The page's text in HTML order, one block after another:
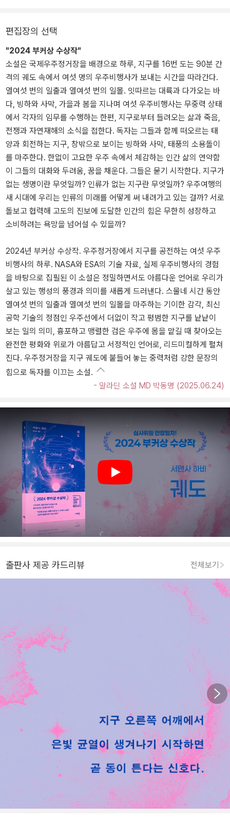
편집장의 선택
"2024 부커상 수상작"
소설은 국제우주정거장을 배경으로 하루, 지구를 16번 도는 90분 간
격의 궤도 속에서 여섯 명의 우주비행사가 보내는 시간을 따라간다.
열여섯 번의 일출과 열여섯 번의 일몰. 잇따르는 대륙과 다가오는 바
다, 빙하와 사막, 가을과 봄을 지나며 여섯 우주비행사는 무중력 상태
에서 각자의 임무를 수행하는 한편, 지구로부터 들려오는 삶과 죽음,
전쟁과 자연재해의 소식을 접한다. 독자는 그들과 함께 떠오르는 태
양과 회전하는 지구, 창밖으로 보이는 빙하와 사막, 태풍의 소용돌이
를 마주한다. 한없이 고요한 우주 속에서 체감하는 인간 삶의 연약함
이 그들의 대화와 두려움, 꿈을 채운다. 그들은 묻기 시작한다. 지구가
없는 생명이란 무엇일까? 인류가 없는 지구란 무엇일까? 우주여행의
새 시대에 우리는 인류의 미래를 어떻게 써 내려가고 있는 걸까? 서로
돌보고 협력해 고도의 진보에 도달한 인간의 힘은 무한히 성장하고
소비하려는 욕망을 넘어설 수 있을까?
2024년 부커상 수상작. 우주정거장에서 지구를 공전하는 여섯 우주
비행사의 하루. NASA와 ESA의 기술 자료, 실제 우주비행사의 경험
을 바탕으로 집필된 이 소설은 정밀하면서도 아름다운 언어로 우리가
살고 있는 행성의 풍경과 의미를 새롭게 드러낸다. 스물네 시간 동안
열여섯 번의 일출과 열여섯 번의 일몰을 마주하는 기이한 감각, 최신
공학 기술의 정점인 우주선에서 더없이 작고 평범한 지구를 낱낱이
보는 일의 의미, 흉포하고 맹렬한 검은 우주에 몸을 맡길 때 찾아오는
완전한 평화와 위로가 아름답고 서정적인 언어로, 리드미컬하게 펼쳐
진다. 우주정거장을 지구 궤도에 붙들어 놓는 중력처럼 강한 문장의
힘으로 독자를 이끄는 소설.
- 알라딘 소설 MD 박동명 (2025.06.24)
Play
출판사 제공 카드리뷰 전체보기